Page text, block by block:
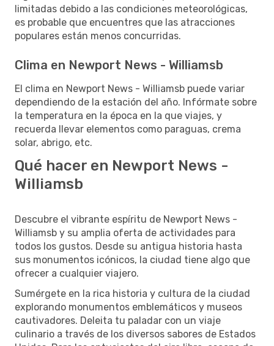
limitadas debido a las condiciones meteorológicas,
es probable que encuentres que las atracciones
populares están menos concurridas.
Clima en Newport News - Williamsb
El clima en Newport News - Williamsb puede variar
dependiendo de la estación del año. Infórmate sobre
la temperatura en la época en la que viajes, y
recuerda llevar elementos como paraguas, crema
solar, abrigo, etc.
Qué hacer en Newport News -
Williamsb
Descubre el vibrante espíritu de Newport News -
Williamsb y su amplia oferta de actividades para
todos los gustos. Desde su antigua historia hasta
sus monumentos icónicos, la ciudad tiene algo que
ofrecer a cualquier viajero.
Sumérgete en la rica historia y cultura de la ciudad
explorando monumentos emblemáticos y museos
cautivadores. Deleita tu paladar con un viaje
culinario a través de los diversos sabores de Estados